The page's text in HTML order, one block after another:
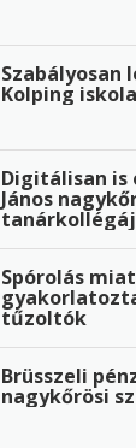
Szabályosan
Kolping
Digitálisan is
János
Spórolás
tűzoltók
Brüsszeli
nagykőrösi